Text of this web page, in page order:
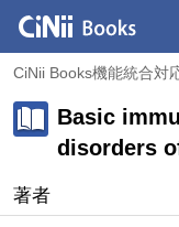
CiNii Books機能統合対
Basic
disorders
著者